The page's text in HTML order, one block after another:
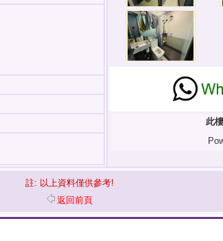
此
註: 以上資料僅供參考!
返回前頁